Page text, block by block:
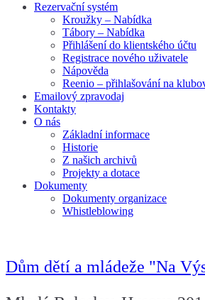
Rezervační systém
Kroužky – Nabídka
Tábory – Nabídka
Přihlášení do klientského účtu
Registrace nového uživatele
Nápověda
Reenio – přihlašování na
Emailový zpravodaj
Kontakty
O nás
Základní informace
Historie
Z našich archivů
Projekty a dotace
Dokumenty
Dokumenty organizace
Whistleblowing
Dům dětí a mládeže "Na